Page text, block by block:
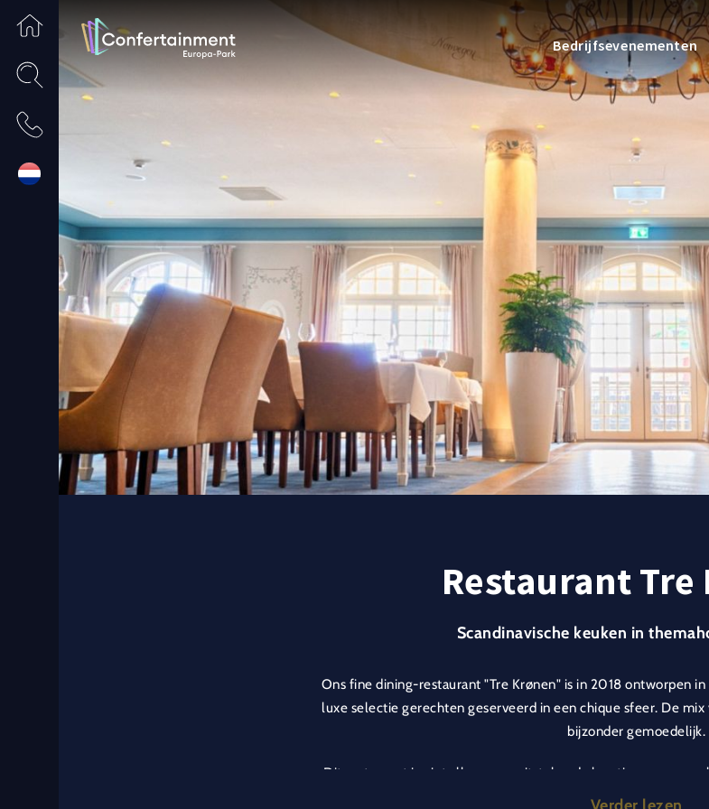
Bedrijfsevenementen
Restaurant Tre
Scandinavische keuken in
Ons fine dining-restaurant "Tre Krønen" is in 2018 ontworpen
luxe selectie gerechten geserveerd in een chique sfeer. De
bijzonder gemoedelijk.
Dit restaurant is niet alleen een uitstekende locatie voor een
ambiance voor exclusieve bedrijfsfeesten
Verder lezen